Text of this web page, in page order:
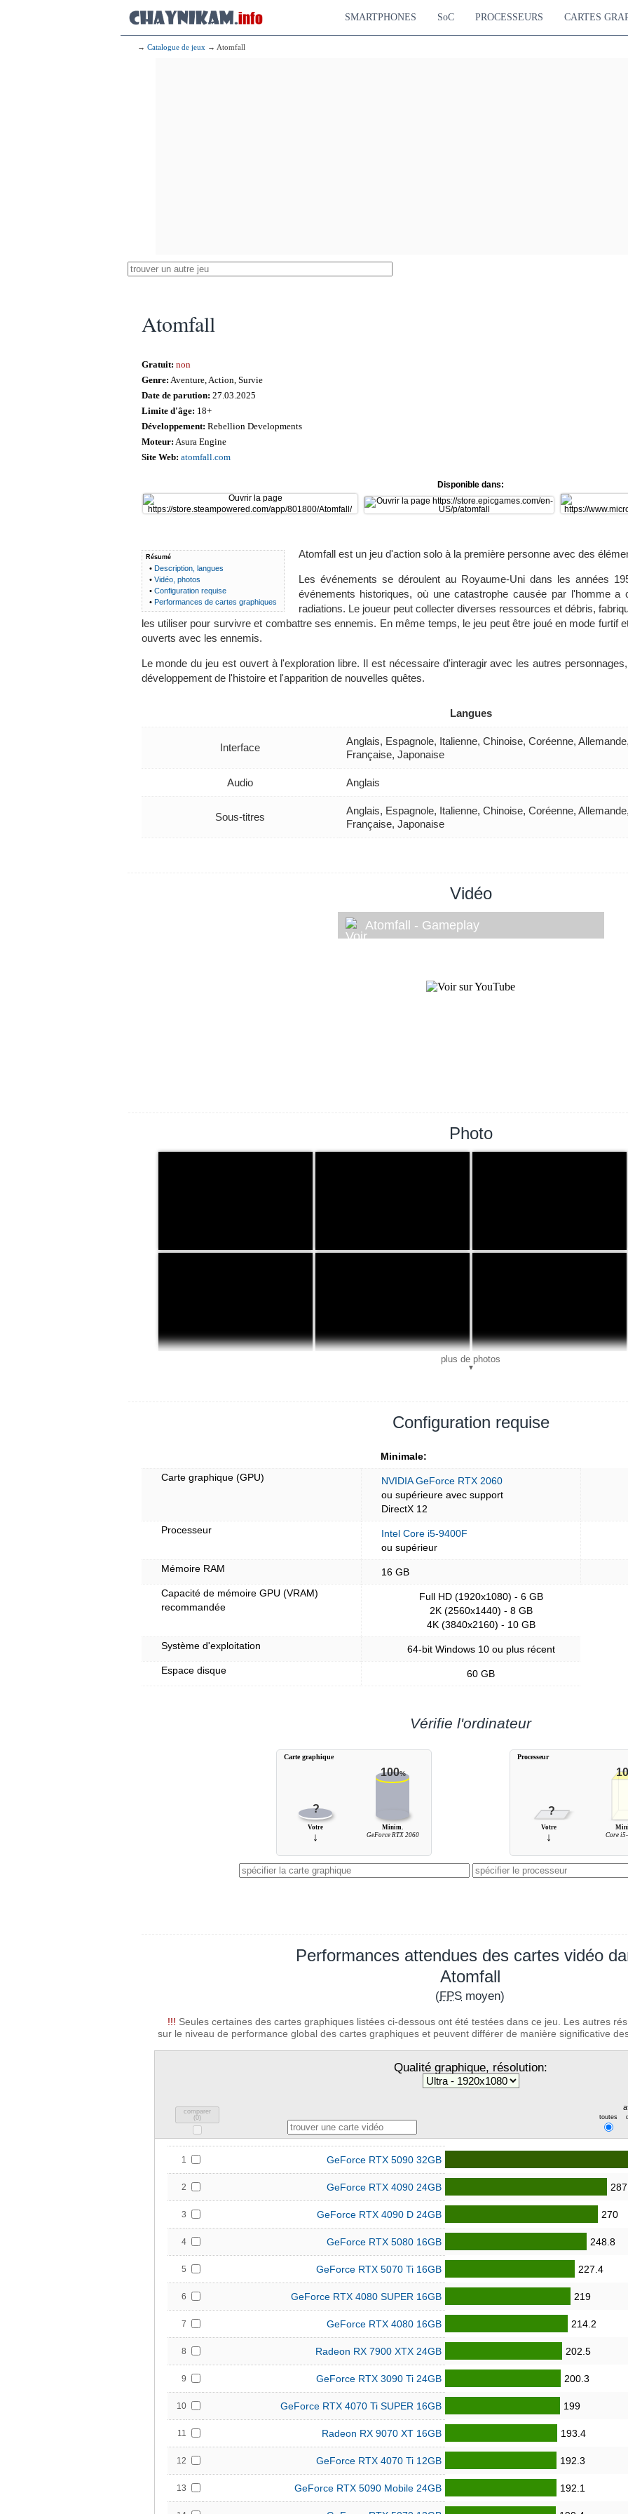
SMARTPHONES SoC PROCESSEURS CARTES
→ Catalogue de jeux → Atomfall
Atomfall
Gratuit: non
Genre: Aventure, Action, Survie
Date de parution: 27.03.2025
Limite d'âge: 18+
Développement: Rebellion Developments
Moteur: Asura Engine
Site Web: atomfall.com
Disponible dans:
Résumé
• Description, langues
• Vidéo, photos
• Configuration requise
• Performances de cartes graphiques
Atomfall est un jeu d'action solo à la première personne avec des
Les événements se déroulent au Royaume-Uni dans les années
événements historiques, où une catastrophe causée par l'homme
radiations. Le joueur peut collecter diverses ressources et débris,
les utiliser pour survivre et combattre ses ennemis. En même temps, le jeu peut être joué en mode furtif
ouverts avec les ennemis.
Le monde du jeu est ouvert à l'exploration libre. Il est nécessaire d'interagir avec les autres
développement de l'histoire et l'apparition de nouvelles quêtes.
Langues
Interface
Anglais, Espagnole, Italienne, Chinoise, Coréenne,
Française, Japonaise
Audio Anglais
Sous-titres
Anglais, Espagnole, Italienne, Chinoise, Coréenne,
Française, Japonaise
Vidéo
Atomfall - Gameplay
Photo
plus de photos
▼
Configuration requise
Minimale:
Carte graphique (GPU)
NVIDIA GeForce RTX 2060
ou supérieure avec support
DirectX 12
Processeur
Intel Core i5-9400F
ou supérieur
Mémoire RAM
16 GB
Capacité de mémoire GPU (VRAM)
recommandée
Full HD (1920x1080) - 6 GB
2K (2560x1440) - 8 GB
4K (3840x2160) - 10 GB
Système d'exploitation
64-bit Windows 10 ou plus récent
Espace disque
60 GB
Vérifie l'ordinateur
?
100%
Votre
↓
Minim.
GeForce RTX 2060
Carte graphique
?
Votre
↓
Core
Processeur
Performances attendues des cartes vidéo
Atomfall
(FPS moyen)
!!! Seules certaines des cartes graphiques listées ci-dessous ont été testées dans ce jeu. Les autres
sur le niveau de performance global des cartes graphiques et peuvent différer de manière significative
Qualité graphique, résolution:
comparer
(0) toutes
1 GeForce RTX 5090 32GB
2 GeForce RTX 4090 24GB
3 GeForce RTX 4090 D 24GB 270
4 GeForce RTX 5080 16GB 248.8
5 GeForce RTX 5070 Ti 16GB 227.4
6 GeForce RTX 4080 SUPER 16GB 219
7 GeForce RTX 4080 16GB 214.2
8 Radeon RX 7900 XTX 24GB 202.5
9 GeForce RTX 3090 Ti 24GB 200.3
10 GeForce RTX 4070 Ti SUPER 16GB 199
11 Radeon RX 9070 XT 16GB 193.4
12 GeForce RTX 4070 Ti 12GB 192.3
13 GeForce RTX 5090 Mobile 24GB 192.1